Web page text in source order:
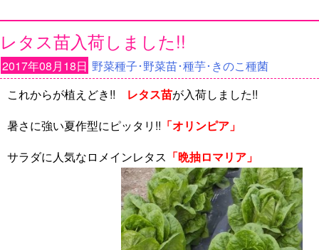
レタス苗入荷しました!!
2017年08月18日 野菜種子･野菜苗･種芋･きのこ種菌
これからが植えどき!! レタス苗が入荷しました!!
暑さに強い夏作型にピッタリ!! 「オリンピア」
サラダに人気なロメインレタス 「晩抽ロマリア」